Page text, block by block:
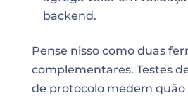
backend.
Pense nisso como duas
complementares. Testes
de protocolo medem quão